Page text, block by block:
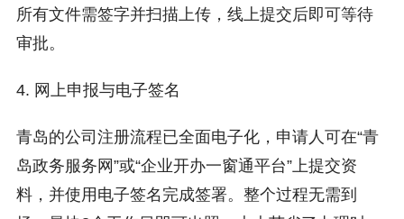
所有文件需签字并扫描上传，线上提交后即可等待
审批。
4. 网上申报与电子签名
青岛的公司注册流程已全面电子化，申请人可在“青
岛政务服务网”或“企业开办一窗通平台”上提交资
料，并使用电子签名完成签署。整个过程无需到